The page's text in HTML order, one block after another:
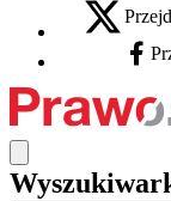
X - otwiera